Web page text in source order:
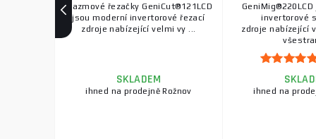
Plazmové řezačky GeniCut®121LCD
jsou moderní invertorové řezací
zdroje nabízející velmi vy ...
SKLADEM
ihned na prodejně Rožnov
invertorové
zdroje nabízející
ihned na